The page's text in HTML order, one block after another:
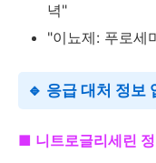
녁"
"이뇨제: 푸로세
🔹 응급 대처 정보
■ 니트로글리세린